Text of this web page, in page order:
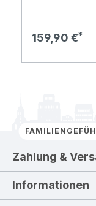
Regulärer
159,90 €
Zahlung &
Informationen